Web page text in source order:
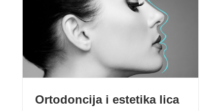
Ortodoncija i estetika lica
Ortodoncija i estetika lica